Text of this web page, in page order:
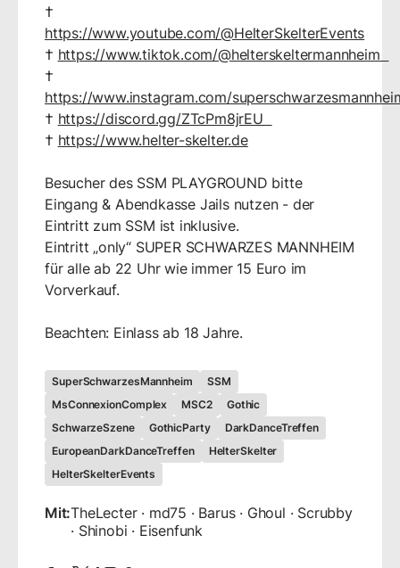
†
https://www.youtube.com/@HelterSkelterEvents
† https://www.tiktok.com/@helterskeltermannheim
†
https://www.instagram.com/
† https://discord.gg/ZTcPm8jrEU
† https://www.helter-skelter.de
Besucher des SSM PLAYGROUND bitte
Eingang & Abendkasse Jails nutzen - der
Eintritt zum SSM ist inklusive.
Eintritt „only“ SUPER SCHWARZES MANNHEIM
für alle ab 22 Uhr wie immer 15 Euro im
Vorverkauf.
Beachten: Einlass ab 18 Jahre.
SuperSchwarzesMannheim
SSM
MsConnexionComplex
MSC2
Gothic
SchwarzeSzene
GothicParty
DarkDanceTreffen
EuropeanDarkDanceTreffen
HelterSkelter
HelterSkelterEvents
Mit:TheLecter · md75 · Barus · Ghoul · Scrubby
· Shinobi · Eisenfunk